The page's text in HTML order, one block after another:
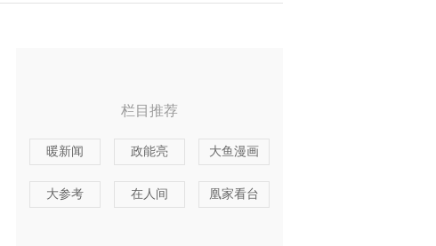
栏目推荐
暖新闻 政能亮 大鱼漫画
大参考 在人间 凰家看台